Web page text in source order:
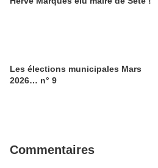
Les élections municipales Mars
2026… n° 9
Commentaires